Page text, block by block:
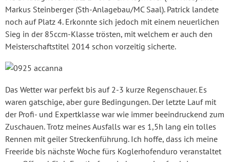
Markus Steinberger (Sth-Anlagebau/MC Saal). Patrick landete
noch auf Platz 4. Erkonnte sich jedoch mit einem neuerlichen
Sieg in der 85ccm-Klasse trösten, mit welchem er auch den
Meisterschaftstitel 2014 schon vorzeitig sicherte.
Das Wetter war perfekt bis auf 2-3 kurze Regenschauer. Es
waren gatschige, aber gure Bedingungen. Der letzte Lauf mit
der Profi- und Expertklasse war wie immer beeindruckend zum
Zuschauen. Trotz meines Ausfalls war es 1,5h lang ein tolles
Rennen mit geiler Streckenführung. Ich hoffe, dass ich meine
Freeride bis nächste Woche fürs Koglerhofenduro veranstaltet